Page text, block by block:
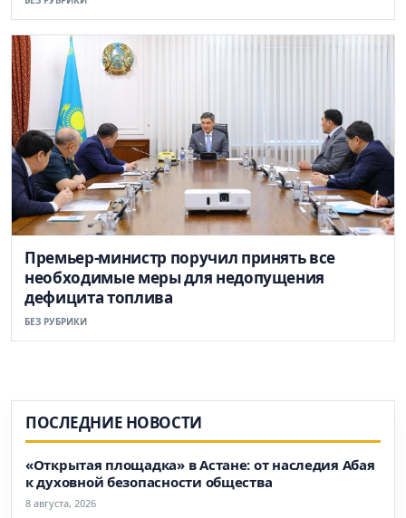
Премьер-министр поручил принять все
необходимые меры для недопущения
дефицита топлива
БЕЗ РУБРИКИ
ПОСЛЕДНИЕ НОВОСТИ
«Открытая площадка» в Астане: от наследия Абая
к духовной безопасности общества
8 августа, 2026